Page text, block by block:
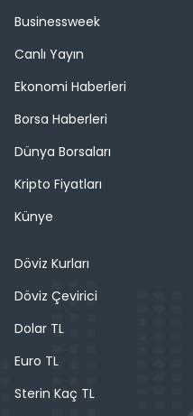
Businessweek
Canlı Yayın
Ekonomi Haberleri
Borsa Haberleri
Dünya Borsaları
Kripto Fiyatları
Künye
Döviz Kurları
Döviz Çevirici
Dolar TL
Euro TL
Sterin Kaç TL